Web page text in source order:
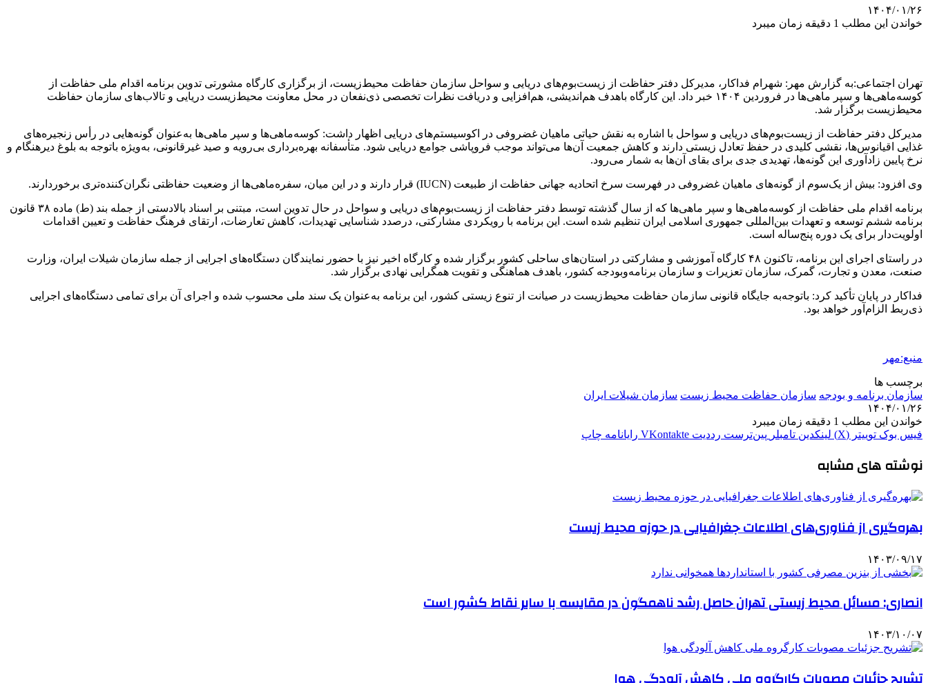
۱۴۰۴/۰۱/۲۶
خواندن این مطلب 1 دقیقه زمان میبرد
تهران اجتماعی:به گزارش مهر: شهرام فداکار، مدیرکل دفتر حفاظت از زیست‌بوم‌های دریایی و سواحل سازمان حفاظت محیط‌زیست، از برگزاری کارگاه مشورتی تدوین برنامه اقدام ملی حفاظت از
کوسه‌ماهی‌ها و سپر ماهی‌ها در فروردین ۱۴۰۴ خبر داد. این کارگاه باهدف هم‌اندیشی، هم‌افزایی و دریافت نظرات تخصصی ذی‌نفعان در محل معاونت محیط‌زیست دریایی و تالاب‌های سازمان حفاظت
محیط‌زیست برگزار شد.
مدیرکل دفتر حفاظت از زیست‌بوم‌های دریایی و سواحل با اشاره به نقش حیاتی ماهیان غضروفی در اکوسیستم‌های دریایی اظهار داشت: کوسه‌ماهی‌ها و سپر ماهی‌ها به‌عنوان گونه‌هایی در رأس زنجیره‌های
غذایی اقیانوس‌ها، نقشی کلیدی در حفظ تعادل زیستی دارند و کاهش جمعیت آن‌ها می‌تواند موجب فروپاشی جوامع دریایی شود. متأسفانه بهره‌برداری بی‌رویه و صید غیرقانونی، به‌ویژه باتوجه به بلوغ دیرهنگام و
نرخ پایین زادآوری این گونه‌ها، تهدیدی جدی برای بقای آن‌ها به شمار می‌رود.
وی افزود: بیش از یک‌سوم از گونه‌های ماهیان غضروفی در فهرست سرخ اتحادیه جهانی حفاظت از طبیعت (IUCN) قرار دارند و در این میان، سفره‌ماهی‌ها از وضعیت حفاظتی نگران‌کننده‌تری برخوردارند.
برنامه اقدام ملی حفاظت از کوسه‌ماهی‌ها و سپر ماهی‌ها که از سال گذشته توسط دفتر حفاظت از زیست‌بوم‌های دریایی و سواحل در حال تدوین است، مبتنی بر اسناد بالادستی از جمله بند (ط) ماده ۳۸ قانون
برنامه ششم توسعه و تعهدات بین‌المللی جمهوری اسلامی ایران تنظیم شده است. این برنامه با رویکردی مشارکتی، درصدد شناسایی تهدیدات، کاهش تعارضات، ارتقای فرهنگ حفاظت و تعیین اقدامات
اولویت‌دار برای یک دوره پنج‌ساله است.
در راستای اجرای این برنامه، تاکنون ۴۸ کارگاه آموزشی و مشارکتی در استان‌های ساحلی کشور برگزار شده و کارگاه اخیر نیز با حضور نمایندگان دستگاه‌های اجرایی از جمله سازمان شیلات ایران، وزارت
صنعت، معدن و تجارت، گمرک، سازمان تعزیرات و سازمان برنامه‌وبودجه کشور، باهدف هماهنگی و تقویت همگرایی نهادی برگزار شد.
فداکار در پایان تأکید کرد: باتوجه‌به جایگاه قانونی سازمان حفاظت محیط‌زیست در صیانت از تنوع زیستی کشور، این برنامه به‌عنوان یک سند ملی محسوب شده و اجرای آن برای تمامی دستگاه‌های اجرایی
ذی‌ربط الزام‌آور خواهد بود.
منبع:مهر
برچسب ها
سازمان برنامه و بودجه سازمان حفاظت محیط زیست سازمان شیلات ایران
۱۴۰۴/۰۱/۲۶
خواندن این مطلب 1 دقیقه زمان میبرد
فیس بوک توییتر (X) لینکدین ‫تامبلر ‫پین‌ترست ‫رددیت ‫VKontakte رایانامه چاپ
نوشته های مشابه
بهره‌گیری از فناوری‌های اطلاعات جغرافیایی در حوزه محیط زیست
۱۴۰۳/۰۹/۱۷
انصاری: مسائل محیط زیستی تهران حاصل رشد ناهمگون در مقایسه با سایر نقاط کشور است
۱۴۰۳/۱۰/۰۷